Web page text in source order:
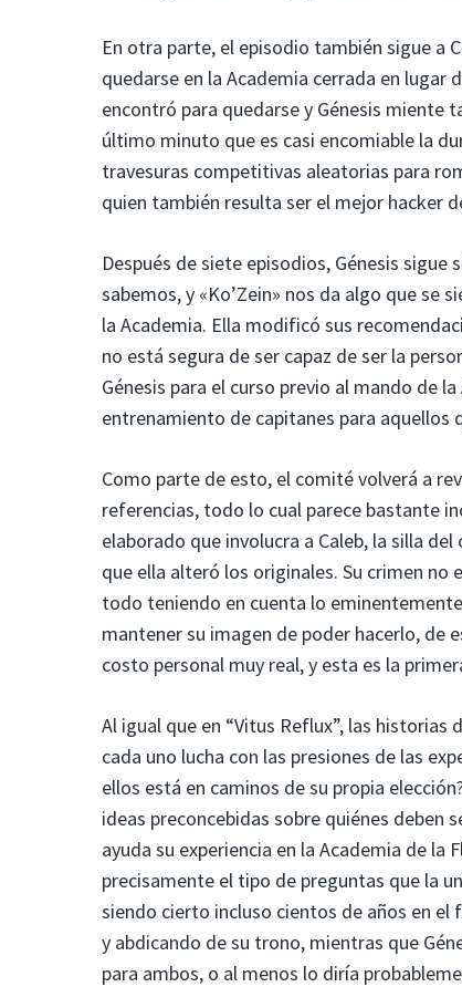
En otra parte, el episodio también sigue a
quedarse en la Academia cerrada en
encontró para quedarse y Génesis miente
último minuto que es casi encomiable la
travesuras competitivas aleatorias para
quien también resulta ser el mejor hacker
Después de siete episodios, Génesis
sabemos, y «Ko’Zein» nos da algo que se
la Academia. Ella modificó sus
no está segura de ser capaz de ser la
Génesis para el curso previo al mando de
entrenamiento de capitanes para
Como parte de esto, el comité volverá a
referencias, todo lo cual parece bastante
elaborado que involucra a Caleb, la silla
que ella alteró los originales. Su crimen no
todo teniendo en cuenta lo
mantener su imagen de poder hacerlo, de
costo personal muy real, y esta es la
Al igual que en “Vitus Reflux”, las
cada uno lucha con las presiones de las
ellos está en caminos de su propia
ideas preconcebidas sobre quiénes deben
ayuda su experiencia en la Academia de la
precisamente el tipo de preguntas que la
siendo cierto incluso cientos de años en
y abdicando de su trono, mientras que
para ambos, o al menos lo diría